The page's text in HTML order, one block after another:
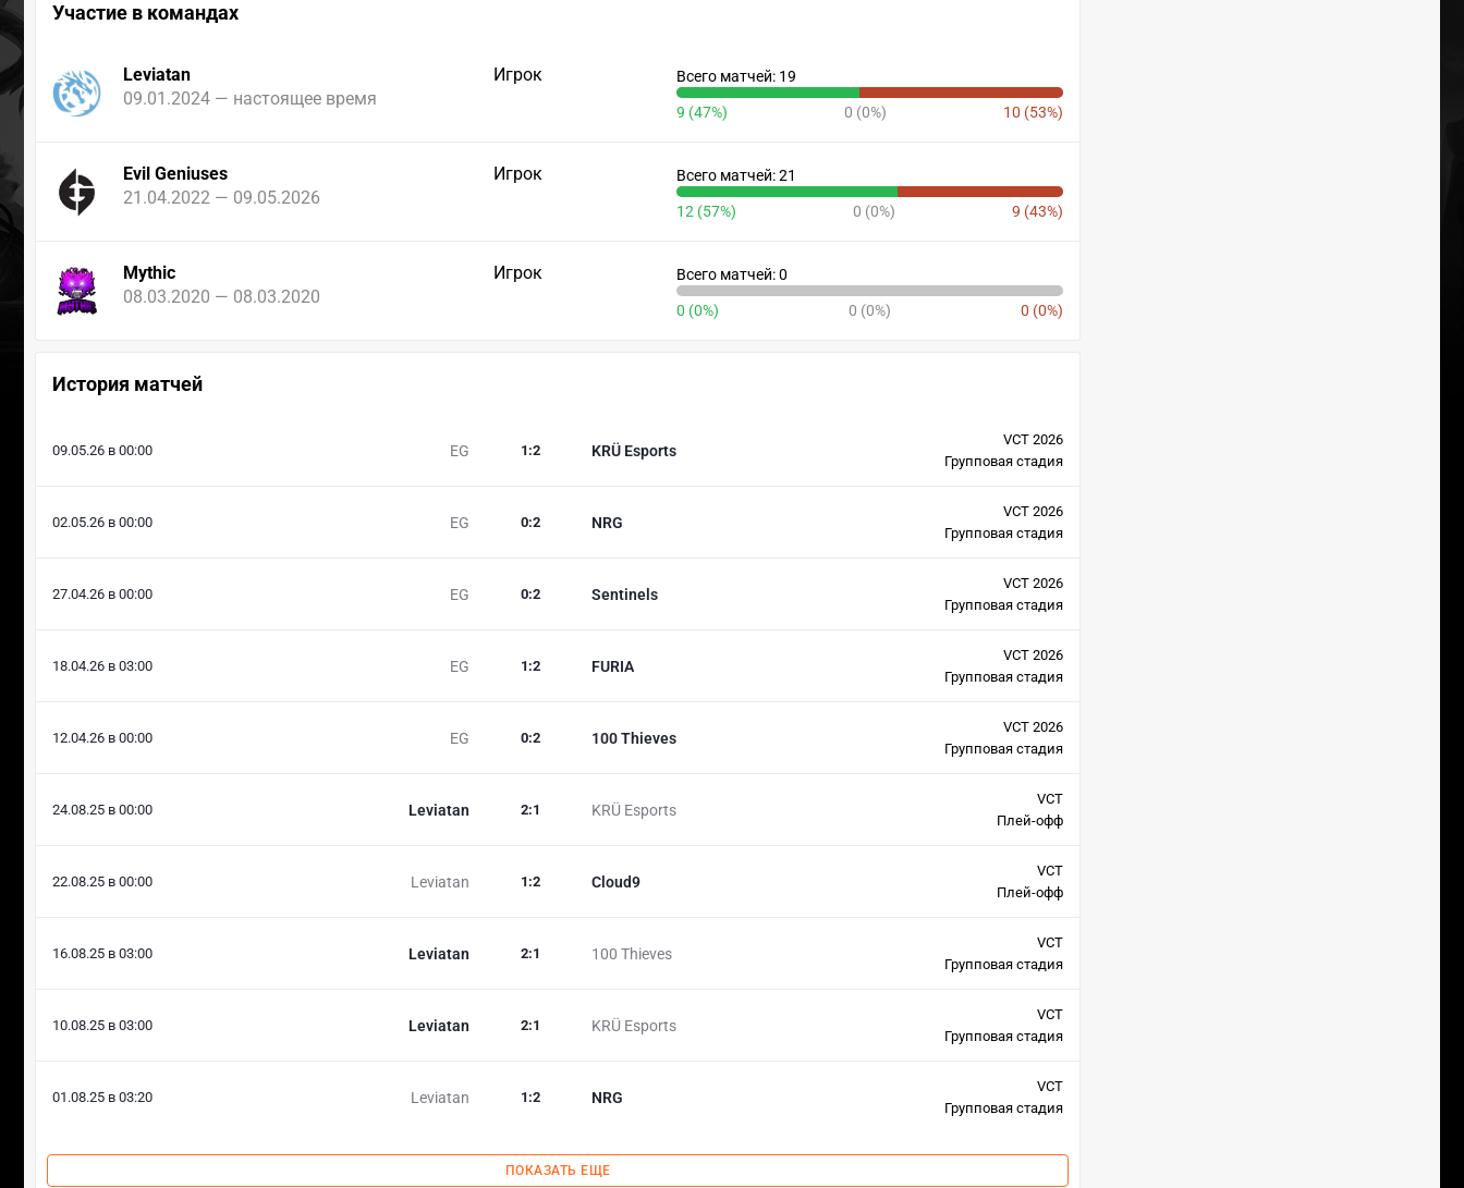
Участие в командах
Leviatan
09.01.2024 — настоящее время
Игрок Всего матчей: 19
9 (47%) 0 (0%) 10 (53%)
Evil Geniuses
21.04.2022 — 09.05.2026
Игрок Всего матчей: 21
12 (57%) 0 (0%) 9 (43%)
Mythic
08.03.2020 — 08.03.2020
Игрок Всего матчей: 0
0 (0%) 0 (0%) 0 (0%)
История матчей
09.05.26 в 00:00 EG KRÜ Esports
1 :2
VCT 2026
Групповая стадия
02.05.26 в 00:00 EG NRG
0:2
VCT 2026
Групповая стадия
27.04.26 в 00:00 EG Sentinels
0:2
VCT 2026
Групповая стадия
18.04.26 в 03:00 EG FURIA
1 :2
VCT 2026
Групповая стадия
12.04.26 в 00:00 EG 100 Thieves
0:2
VCT 2026
Групповая стадия
24.08.25 в 00:00 Leviatan KRÜ Esports
2:1
VCT
Плей-офф
22.08.25 в 00:00 Leviatan Cloud9
1 :2
VCT
Плей-офф
16.08.25 в 03:00 Leviatan 100 Thieves
2:1
VCT
Групповая стадия
10.08.25 в 03:00 Leviatan KRÜ Esports
2:1
VCT
Групповая стадия
01.08.25 в 03:20 Leviatan NRG
1 :2
VCT
Групповая стадия
ПОКАЗАТЬ ЕЩЕ